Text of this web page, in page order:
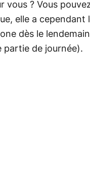
vous ? Vous
elle a
dès le
partie de journée).